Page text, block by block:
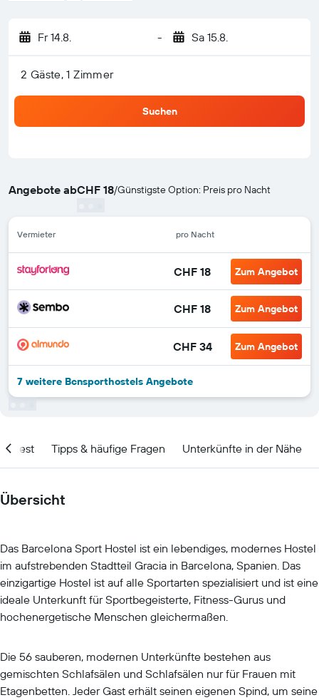
Fr 14.8. - Sa 15.8.
2 Gäste, 1 Zimmer
Suchen
Angebote abCHF 18/Günstigste Option: Preis pro Nacht
Vermieter pro Nacht
CHF 18 Zum Angebot
CHF 18 Zum Angebot
CHF 34 Zum Angebot
7 weitere Bcnsporthostels Angebote
Tipps & häufige Fragen Unterkünfte in der Nähe
Übersicht
Das Barcelona Sport Hostel ist ein lebendiges, modernes Hostel
im aufstrebenden Stadtteil Gracia in Barcelona, Spanien. Das
einzigartige Hostel ist auf alle Sportarten spezialisiert und ist eine
ideale Unterkunft für Sportbegeisterte, Fitness-Gurus und
hochenergetische Menschen gleichermaßen.
Die 56 sauberen, modernen Unterkünfte bestehen aus
gemischten Schlafsälen und Schlafsälen nur für Frauen mit
Etagenbetten. Jeder Gast erhält seinen eigenen Spind, um seine